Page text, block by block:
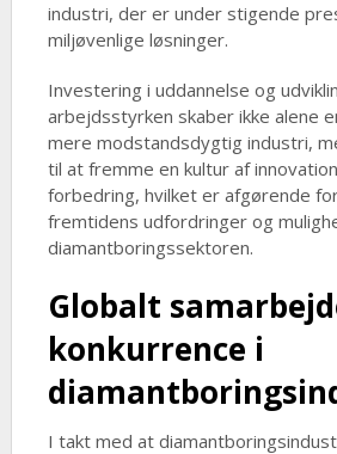
industri, der er under stigende
miljøvenlige løsninger.
Investering i uddannelse og
arbejdsstyrken skaber ikke alene
mere modstandsdygtig industri,
til at fremme en kultur af
forbedring, hvilket er afgørende
fremtidens udfordringer og
diamantboringssektoren.
Globalt
konkurrence i
I takt med at